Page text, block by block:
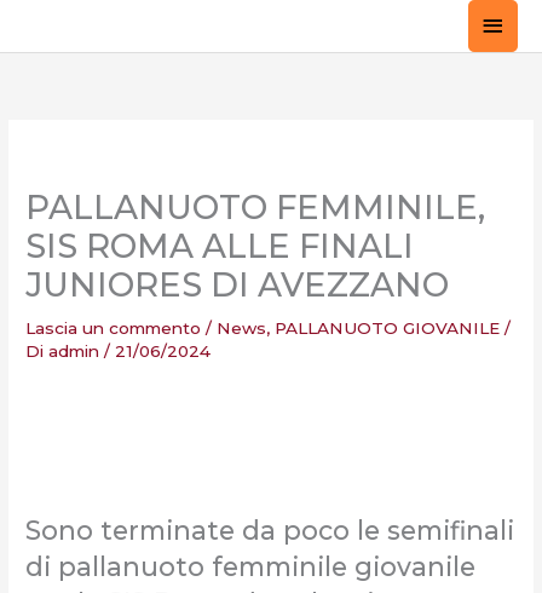
PALLANUOTO FEMMINILE,
SIS ROMA ALLE FINALI
JUNIORES DI AVEZZANO
Lascia un commento / News, PALLANUOTO GIOVANILE /
Diadmin/ 21/06/2024
Sono terminate da poco le semifinali
di pallanuoto femminile giovanile